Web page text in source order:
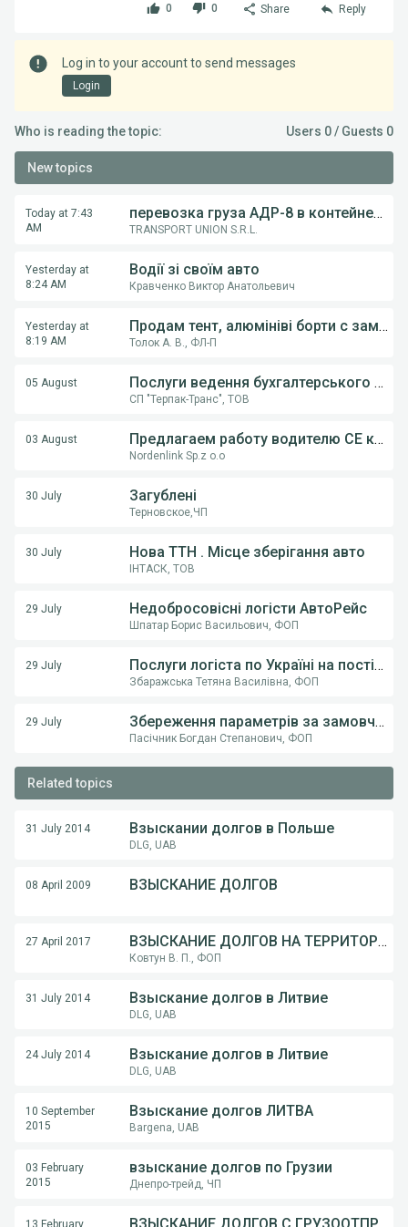
0 0 Share Reply
Log in to your account to send messages
Login
Who is reading the topic: Users 0 / Guests 0
New topics
Today at 7:43
AM
перевозка груза АДР-8 в контейнерах из Румынии в Украину
TRANSPORT UNION S.R.L.
Yesterday at
8:24 AM
Водії зі своїм авто
Кравченко Виктор Анатольевич
Yesterday at
8:19 AM
Продам тент, алюмініві борти с замками, на напівпричіпи KOGEL, Krona.
Толок А. В., ФЛ-П
05 August Послуги ведення бухгалтерського обліку ФОП,ТОВ
СП "Терпак-Транс", ТОВ
03 August Предлагаем работу водителю СE категории на грузовом автовозе
Nordenlink Sp.z o.o
30 July Загублені
Терновское,ЧП
30 July Нова ТТН . Місце зберігання авто
ІНТАСК, ТОВ
29 July Недобросовісні логісти АвтоРейс
Шпатар Борис Васильович, ФОП
29 July Послуги логіста по Україні на постійній основі .
Збаражська Тетяна Василівна, ФОП
29 July Збереження параметрів за замовчуванням (тип транспорту) у пошуку вантажів
Пасічник Богдан Степанович, ФОП
Related topics
31 July 2014 Взыскании долгов в Польше
DLG, UAB
08 April 2009 ВЗЫСКАНИЕ ДОЛГОВ
27 April 2017 ВЗЫСКАНИЕ ДОЛГОВ НА ТЕРРИТОРИИ ПОЛЬШИ,ЧЕХИИ,СЛОВАКИИ
Ковтун В. П., ФОП
31 July 2014 Взыскание долгов в Литвие
DLG, UAB
24 July 2014 Взыскание долгов в Литвие
DLG, UAB
10 September
2015
Взыскание долгов ЛИТВА
Bargena, UAB
03 February
2015
взыскание долгов по Грузии
Днепро-трейд, ЧП
13 February